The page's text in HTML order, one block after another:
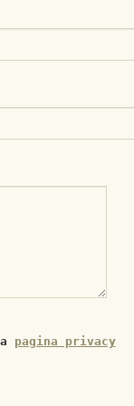
pagina privacy